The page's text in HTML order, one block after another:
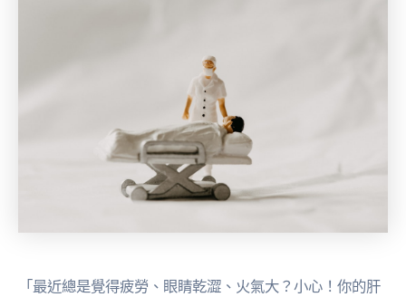
「最近總是覺得疲勞、眼睛乾澀、火氣大？小心！你的肝